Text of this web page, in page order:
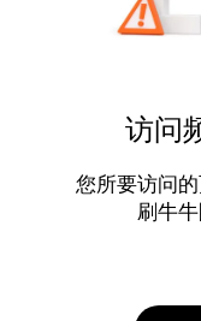
访问
您所要访问
刷牛